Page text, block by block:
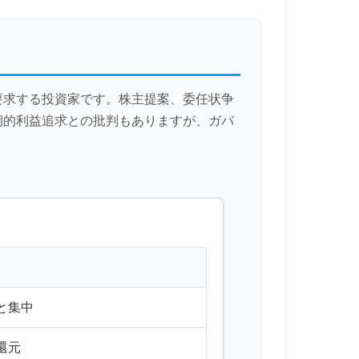
する投資家です。株主提案、委任状争
利益追求との批判もありますが、ガバ
集中
元